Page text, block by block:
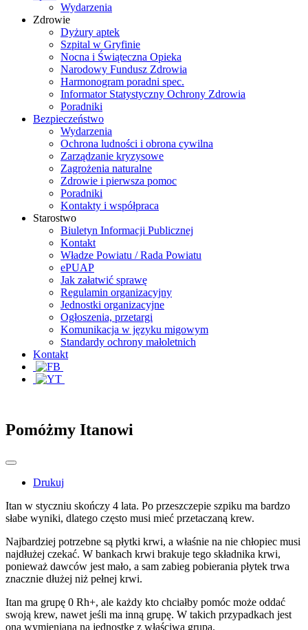
Wydarzenia
Zdrowie
Dyżury aptek
Szpital w Gryfinie
Nocna i Świąteczna Opieka
Narodowy Fundusz Zdrowia
Harmonogram poradni spec.
Informator Statystyczny Ochrony Zdrowia
Poradniki
Bezpieczeństwo
Wydarzenia
Ochrona ludności i obrona cywilna
Zarządzanie kryzysowe
Zagrożenia naturalne
Zdrowie i pierwsza pomoc
Poradniki
Kontakty i współpraca
Starostwo
Biuletyn Informacji Publicznej
Kontakt
Władze Powiatu / Rada Powiatu
ePUAP
Jak załatwić sprawę
Regulamin organizacyjny
Jednostki organizacyjne
Ogłoszenia, przetargi
Komunikacja w języku migowym
Standardy ochrony małoletnich
Kontakt
Pomóżmy Itanowi
Drukuj
Itan w styczniu skończy 4 lata. Po przeszczepie szpiku ma bardzo
słabe wyniki, dlatego często musi mieć przetaczaną krew.
Najbardziej potrzebne są płytki krwi, a właśnie na nie chłopiec musi
najdłużej czekać. W bankach krwi brakuje tego składnika krwi,
ponieważ dawców jest mało, a sam zabieg pobierania płytek trwa
znacznie dłużej niż pełnej krwi.
Itan ma grupę 0 Rh+, ale każdy kto chciałby pomóc może oddać
swoją krew, nawet jeśli ma inną grupę. W takich przypadkach jest
ona wymieniana na jednostkę z właściwą grupą.